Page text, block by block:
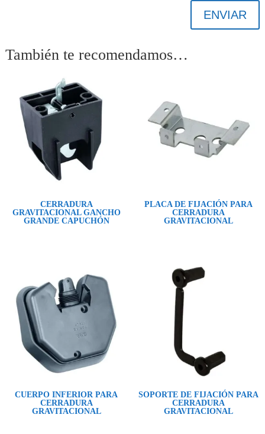
ENVIAR
También te recomendamos…
CERRADURA
GRAVITACIONAL GANCHO
GRANDE CAPUCHÓN
PLACA DE FIJACIÓN PARA
CERRADURA
GRAVITACIONAL
CUERPO INFERIOR PARA
CERRADURA
GRAVITACIONAL
SOPORTE DE FIJACIÓN PARA
CERRADURA
GRAVITACIONAL